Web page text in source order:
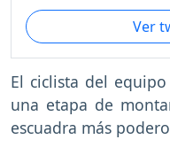
Ver
El ciclista del
una etapa de
escuadra más